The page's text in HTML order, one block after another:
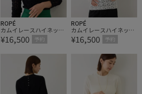
ROPÉ
カムイレースハイネック
カットソー/イージーケ
ア【J'aDoRe・一部店舗
限定サイズ】
¥16,500 予約
ROPÉ
カムイレースハイネック
カットソー/イージーケ
ア【J'aDoRe・一部店舗
限定サイズ】
¥16,500 予約